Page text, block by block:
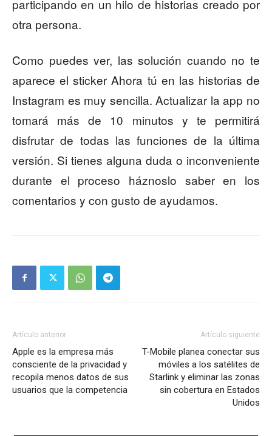
participando en un hilo de historias creado por
otra persona.
Como puedes ver, las solución cuando no te
aparece el sticker Ahora tú en las historias de
Instagram es muy sencilla. Actualizar la app no
tomará más de 10 minutos y te permitirá
disfrutar de todas las funciones de la última
versión. Si tienes alguna duda o inconveniente
durante el proceso háznoslo saber en los
comentarios y con gusto de ayudamos.
Artículo anterior
Apple es la empresa más
consciente de la privacidad y
recopila menos datos de sus
usuarios que la competencia
Artículo siguiente
T-Mobile planea conectar sus
móviles a los satélites de
Starlink y eliminar las zonas
sin cobertura en Estados
Unidos